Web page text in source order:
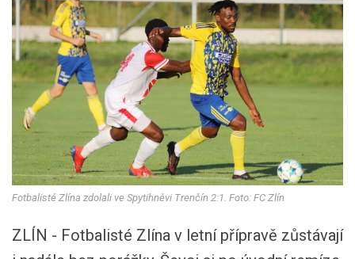
Fotbalisté Zlína zdolali ve Spytihněvi Trenčín 2:1. Foto: FC Zlín
ZLÍN - Fotbalisté Zlína v letní přípravě zůstávají